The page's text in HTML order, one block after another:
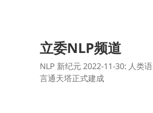
立委NLP频道
NLP 新纪元 2022-11-30: 人类语
言通天塔正式建成